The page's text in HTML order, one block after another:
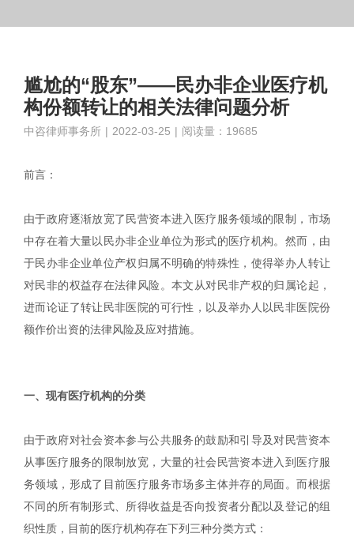
尴尬的“股东”——民办非企业医疗机
构份额转让的相关法律问题分析
中咨律师事务所 | 2022-03-25 | 阅读量：19685
前言：
由于政府逐渐放宽了民营资本进入医疗服务领域的限制，市场
中存在着大量以民办非企业单位为形式的医疗机构。然而，由
于民办非企业单位产权归属不明确的特殊性，使得举办人转让
对民非的权益存在法律风险。本文从对民非产权的归属论起，
进而论证了转让民非医院的可行性，以及举办人以民非医院份
额作价出资的法律风险及应对措施。
一、现有医疗机构的分类
由于政府对社会资本参与公共服务的鼓励和引导及对民营资本
从事医疗服务的限制放宽，大量的社会民营资本进入到医疗服
务领域，形成了目前医疗服务市场多主体并存的局面。而根据
不同的所有制形式、所得收益是否向投资者分配以及登记的组
织性质，目前的医疗机构存在下列三种分类方式：